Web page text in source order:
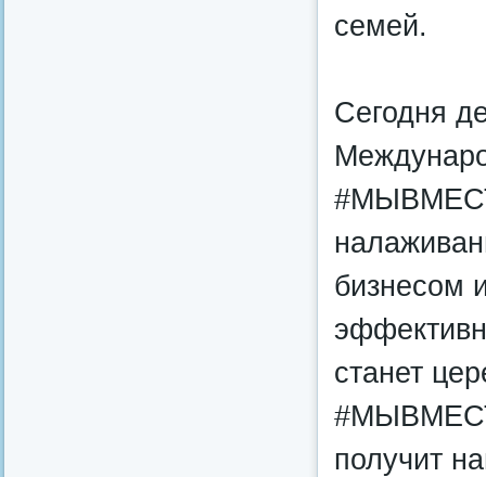
семей.
Сегодня
бизнесом
станет
получит